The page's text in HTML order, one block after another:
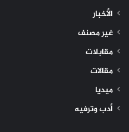
الأخبار
غير مصنف
مقابلات
مقالات
ميديا
أدب وترفيه